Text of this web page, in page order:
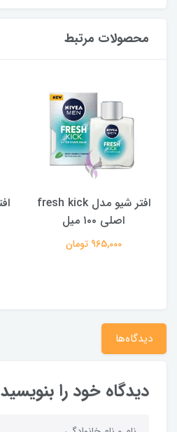
محصولات مرتبط
افتر شیو مدل fresh kick
اصلی ۱۰۰ میل
965,000 تومان
دیدگاه‌ها
دیدگاه خود را بنویسید